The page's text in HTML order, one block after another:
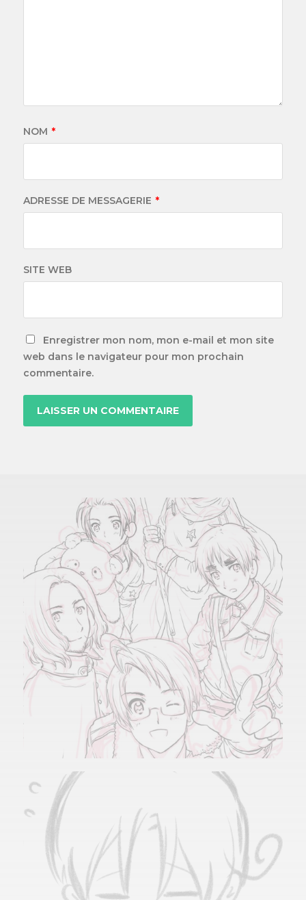
NOM *
ADRESSE DE MESSAGERIE *
SITE WEB
Enregistrer mon nom, mon e-mail et mon site
web dans le navigateur pour mon prochain
commentaire.